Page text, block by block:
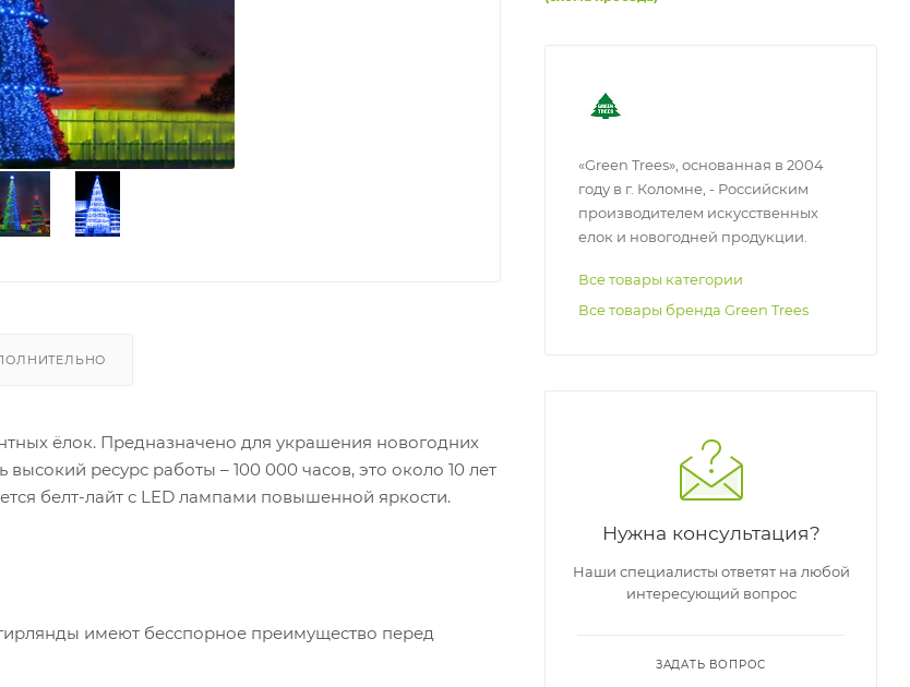
ёлок. Предназначено для украшения новогодних
ресурс работы – 100 000 часов, это около 10 лет
белт-лайт с LED лампами повышенной яркости.
имеют бесспорное преимущество перед
«Green Trees», основанная в 2004
году в г. Коломне, - Российским
производителем искусственных
елок и новогодней продукции.
Все товары категории
Все товары бренда Green Trees
Нужна консультация?
Наши специалисты ответят на любой
интересующий вопрос
ЗАДАТЬ ВОПРОС